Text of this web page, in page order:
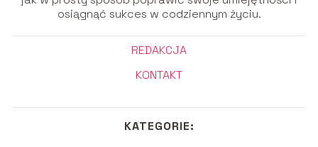
osiągnąć sukces w codziennym życiu.
REDAKCJA
KONTAKT
KATEGORIE: